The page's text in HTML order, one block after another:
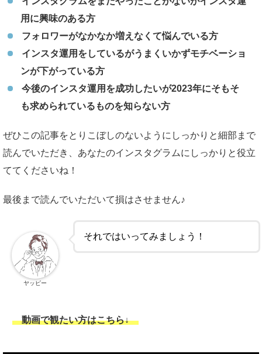
用に興味のある方
フォロワーがなかなか増えなくて悩んでいる方
インスタ運用をしているがうまくいかずモチベーショ
ンが下がっている方
今後のインスタ運用を成功したいが2023年にそもそ
も求められているものを知らない方
ぜひこの記事をとりこぼしのないようにしっかりと細部まで
読んでいただき、あなたのインスタグラムにしっかりと役立
ててくださいね！
最後まで読んでいただいて損はさせません♪
それではいってみましょう！
ヤッピー
動画で観たい方はこちら↓